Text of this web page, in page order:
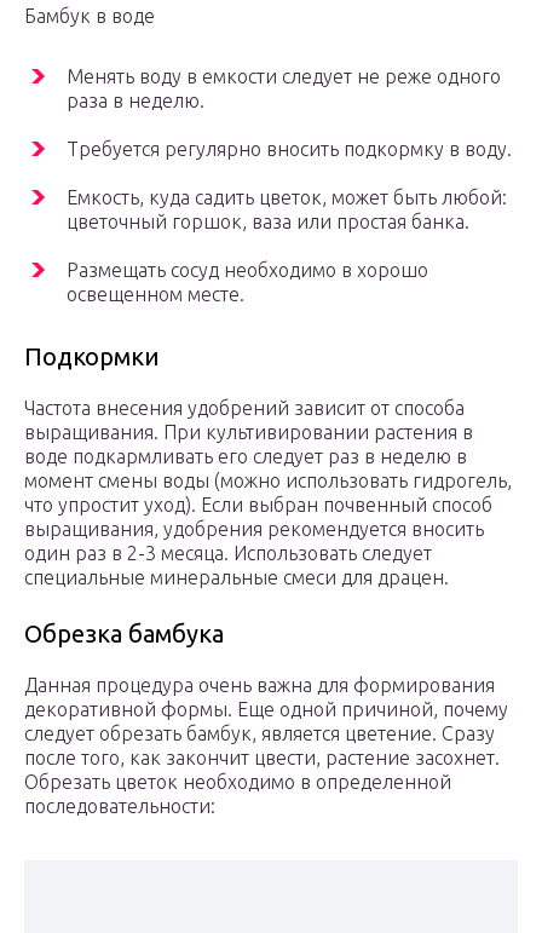
Бамбук в воде
Менять воду в емкости следует не реже одного
раза в неделю.
Требуется регулярно вносить подкормку в воду.
Емкость, куда садить цветок, может быть любой:
цветочный горшок, ваза или простая банка.
Размещать сосуд необходимо в хорошо
освещенном месте.
Подкормки
Частота внесения удобрений зависит от способа
выращивания. При культивировании растения в
воде подкармливать его следует раз в неделю в
момент смены воды (можно использовать гидрогель,
что упростит уход). Если выбран почвенный способ
выращивания, удобрения рекомендуется вносить
один раз в 2-3 месяца. Использовать следует
специальные минеральные смеси для драцен.
Обрезка бамбука
Данная процедура очень важна для формирования
декоративной формы. Еще одной причиной, почему
следует обрезать бамбук, является цветение. Сразу
после того, как закончит цвести, растение засохнет.
Обрезать цветок необходимо в определенной
последовательности: